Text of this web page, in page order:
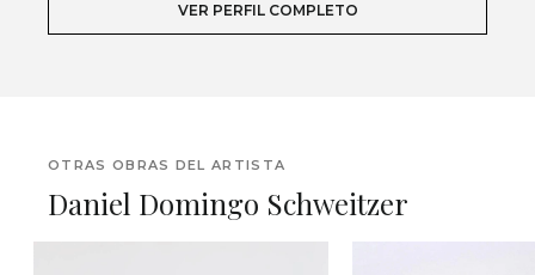
VER PERFIL COMPLETO
OTRAS OBRAS DEL ARTISTA
Daniel Domingo Schweitzer